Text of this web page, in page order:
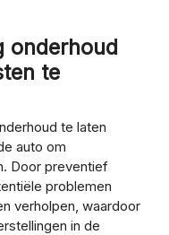
onderhoud
te
te laten
auto om
Door preventief
problemen
verholpen, waardoor
in de